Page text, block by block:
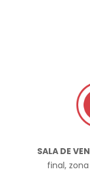
SALA DE
final,